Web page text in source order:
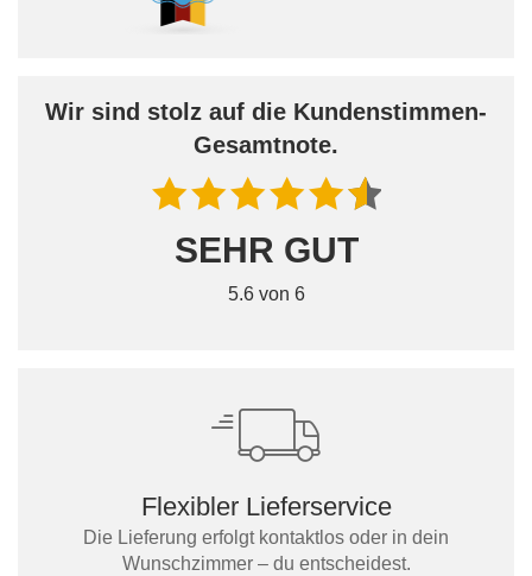
Wir sind stolz auf die Kundenstimmen-
Gesamtnote.
SEHR GUT
5.6 von 6
Flexibler Lieferservice
Die Lieferung erfolgt kontaktlos oder in dein
Wunschzimmer – du entscheidest.